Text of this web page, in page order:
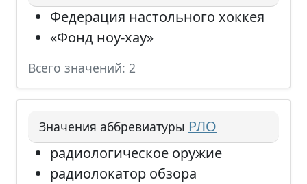
Федерация настольного хоккея
«Фонд ноу-хау»
Всего значений: 2
Значения аббревиатуры РЛО
радиологическое оружие
радиолокатор обзора